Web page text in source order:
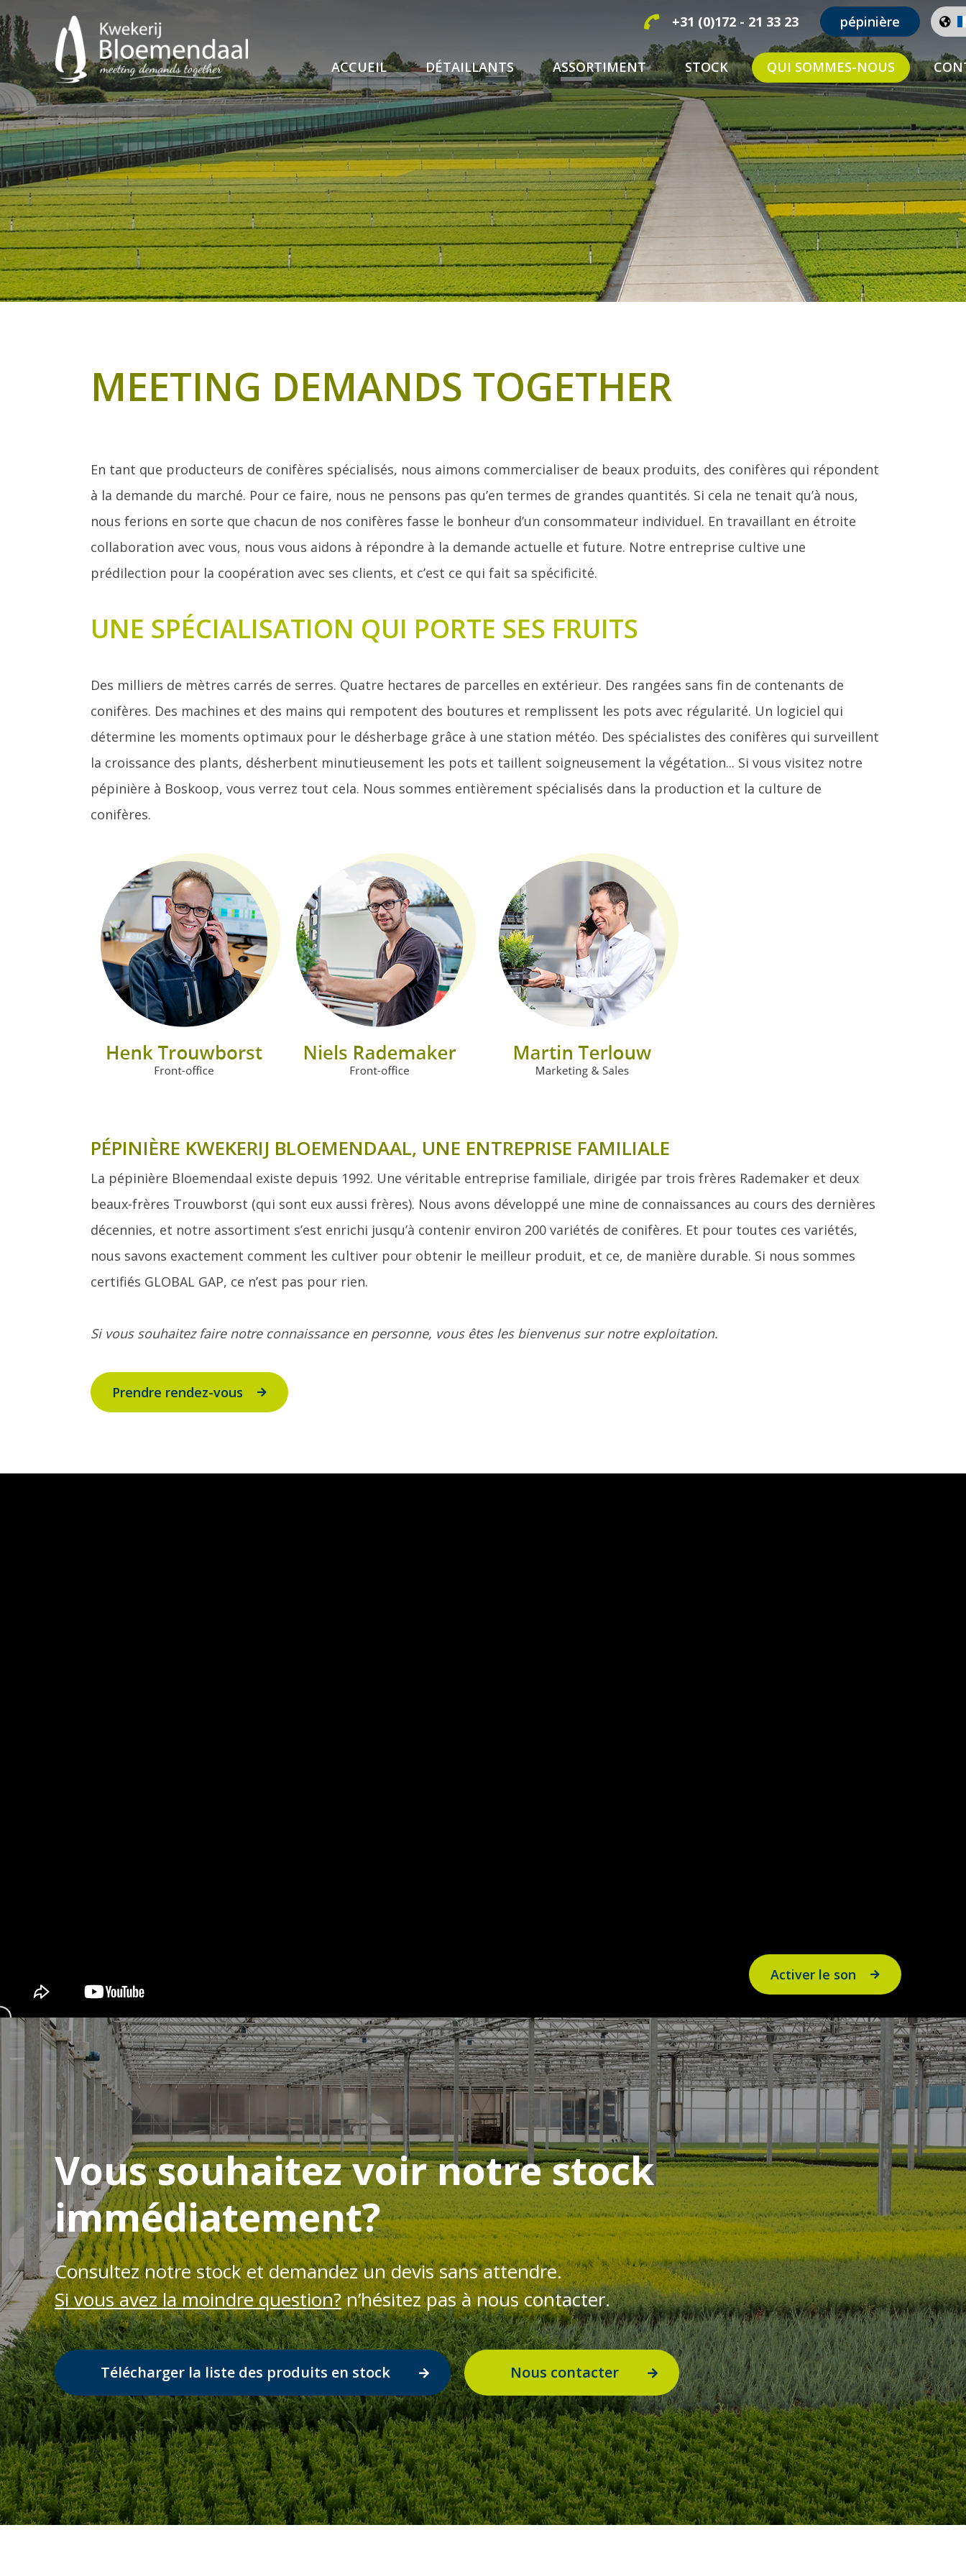
+31 (0)172 - 21 33 23 pépinière
ACCUEIL DÉTAILLANTS ASSORTIMENT STOCK QUI SOMMES-NOUS
MEETING DEMANDS TOGETHER
En tant que producteurs de conifères spécialisés, nous aimons commercialiser de beaux produits, des conifères qui répondent
à la demande du marché. Pour ce faire, nous ne pensons pas qu’en termes de grandes quantités. Si cela ne tenait qu’à nous,
nous ferions en sorte que chacun de nos conifères fasse le bonheur d’un consommateur individuel. En travaillant en étroite
collaboration avec vous, nous vous aidons à répondre à la demande actuelle et future. Notre entreprise cultive une
prédilection pour la coopération avec ses clients, et c’est ce qui fait sa spécificité.
UNE SPÉCIALISATION QUI PORTE SES FRUITS
Des milliers de mètres carrés de serres. Quatre hectares de parcelles en extérieur. Des rangées sans fin de contenants de
conifères. Des machines et des mains qui rempotent des boutures et remplissent les pots avec régularité. Un logiciel qui
détermine les moments optimaux pour le désherbage grâce à une station météo. Des spécialistes des conifères qui surveillent
la croissance des plants, désherbent minutieusement les pots et taillent soigneusement la végétation... Si vous visitez notre
pépinière à Boskoop, vous verrez tout cela. Nous sommes entièrement spécialisés dans la production et la culture de
conifères.
PÉPINIÈRE KWEKERIJ BLOEMENDAAL, UNE ENTREPRISE FAMILIALE
La pépinière Bloemendaal existe depuis 1992. Une véritable entreprise familiale, dirigée par trois frères Rademaker et deux
beaux-frères Trouwborst (qui sont eux aussi frères). Nous avons développé une mine de connaissances au cours des dernières
décennies, et notre assortiment s’est enrichi jusqu’à contenir environ 200 variétés de conifères. Et pour toutes ces variétés,
nous savons exactement comment les cultiver pour obtenir le meilleur produit, et ce, de manière durable. Si nous sommes
certifiés GLOBAL GAP, ce n’est pas pour rien.
Si vous souhaitez faire notre connaissance en personne, vous êtes les bienvenus sur notre exploitation.
Prendre rendez-vous
Activer le son
Vous souhaitez voir notre stock
immédiatement?
Consultez notre stock et demandez un devis sans attendre.
Si vous avez la moindre question?n’hésitez pas à nous contacter.
Télécharger la liste des produits en stock Nous contacter